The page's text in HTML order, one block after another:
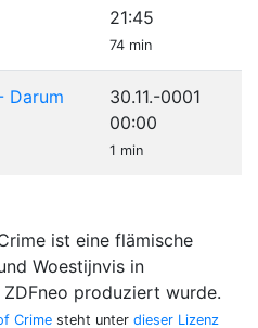
21:45
74 min
Darum
30.11.-0001
00:00
1 min
ist eine flämische
Woestijnvis in
produziert wurde.
Crime steht unter dieser Lizenz